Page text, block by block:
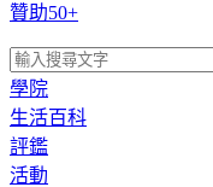
贊助50+
學院
生活百科
評鑑
活動